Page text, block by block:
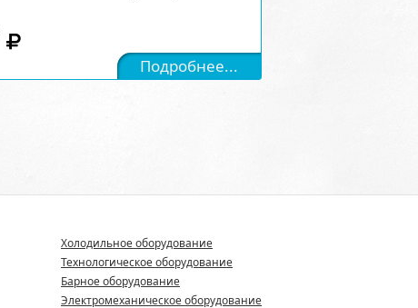
Подробнее...
Холодильное оборудование
Технологическое оборудование
Барное оборудование
Электромеханическое оборудование